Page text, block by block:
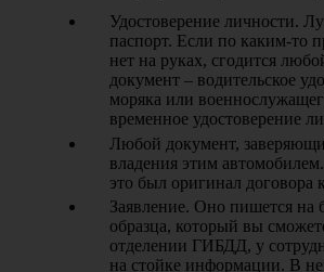
Удостоверение личности.
паспорт. Если по каким-то
нет на руках, сгодится
документ – водительское
моряка или
временное удостоверение
Любой документ,
владения этим
это был оригинал договора
Заявление. Оно пишется на
образца, который вы
отделении ГИБДД, у
на стойке информации. В